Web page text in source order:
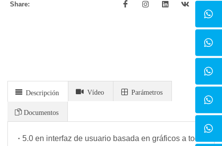
Share:
Descripción Vídeo Parámetros
Documentos
· 5.0 en interfaz de usuario basada en gráficos a todo